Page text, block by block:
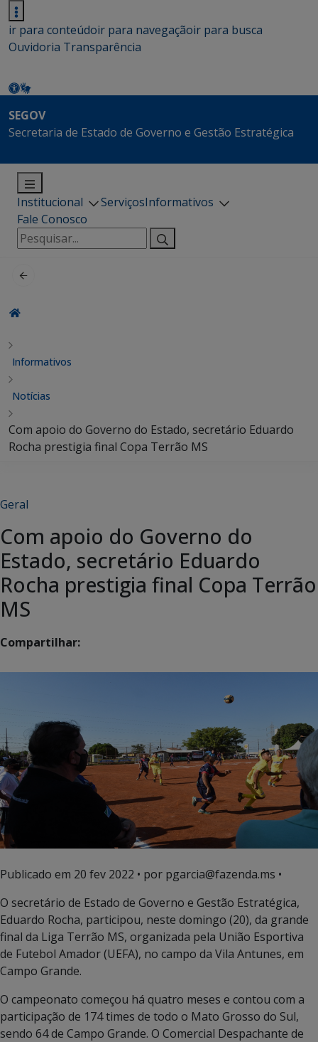
ir para conteúdoir para navegaçãoir para busca
Ouvidoria Transparência
SEGOV
Secretaria de Estado de Governo e Gestão Estratégica
Institucional ServiçosInformativos
Fale Conosco
Pesquisar
por:
Informativos
Notícias
Com apoio do Governo do Estado, secretário Eduardo
Rocha prestigia final Copa Terrão MS
Geral
Com apoio do Governo do
Estado, secretário Eduardo
Rocha prestigia final Copa Terrão
MS
Compartilhar:
Publicado em 20 fev 2022 • por pgarcia@fazenda.ms •
O secretário de Estado de Governo e Gestão Estratégica,
Eduardo Rocha, participou, neste domingo (20), da grande
final da Liga Terrão MS, organizada pela União Esportiva
de Futebol Amador (UEFA), no campo da Vila Antunes, em
Campo Grande.
O campeonato começou há quatro meses e contou com a
participação de 174 times de todo o Mato Grosso do Sul,
sendo 64 de Campo Grande. O Comercial Despachante de